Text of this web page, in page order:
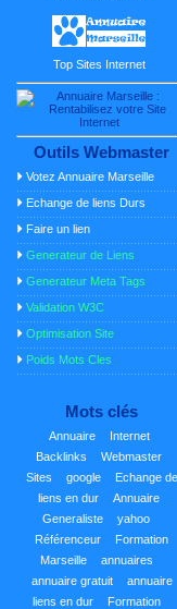
Top Sites Internet
Outils Webmaster
Votez Annuaire Marseille
Echange de liens Durs
Faire un lien
Generateur de Liens
Generateur Meta Tags
Validation W3C
Optimisation Site
Poids Mots Cles
Mots clés
Annuaire
Internet
Backlinks
Webmaster
Sites
google
Echange de
liens en dur
Annuaire
Generaliste
yahoo
Référenceur
Formation
Marseille
annuaires
annuaire gratuit
annuaire
liens en dur
Formation